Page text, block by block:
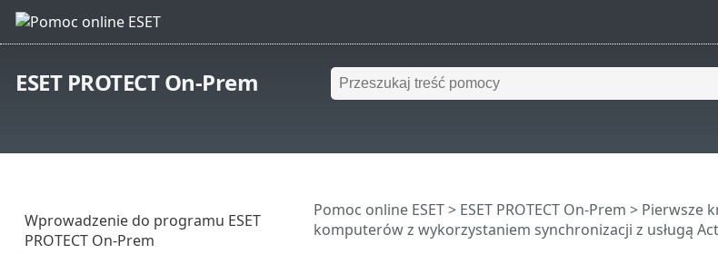
ESET PROTECT On-Prem
Pomoc online ESET> ESET PROTECT On-Prem > Pierwsze
komputerów z wykorzystaniem synchronizacji z usługą